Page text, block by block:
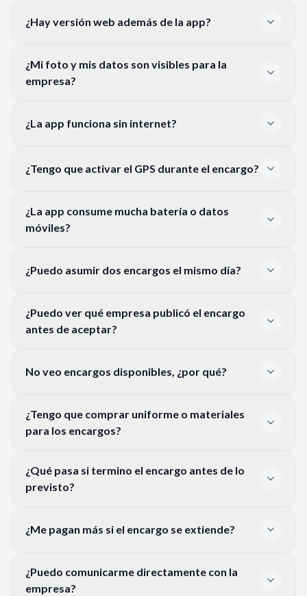
¿Hay versión web además de la app?
¿Mi foto y mis datos son visibles para la
empresa?
¿La app funciona sin internet?
¿Tengo que activar el GPS durante el encargo?
¿La app consume mucha batería o datos
móviles?
¿Puedo asumir dos encargos el mismo día?
¿Puedo ver qué empresa publicó el encargo
antes de aceptar?
No veo encargos disponibles, ¿por qué?
¿Tengo que comprar uniforme o materiales
para los encargos?
¿Qué pasa si termino el encargo antes de lo
previsto?
¿Me pagan más si el encargo se extiende?
¿Puedo comunicarme directamente con la
empresa?